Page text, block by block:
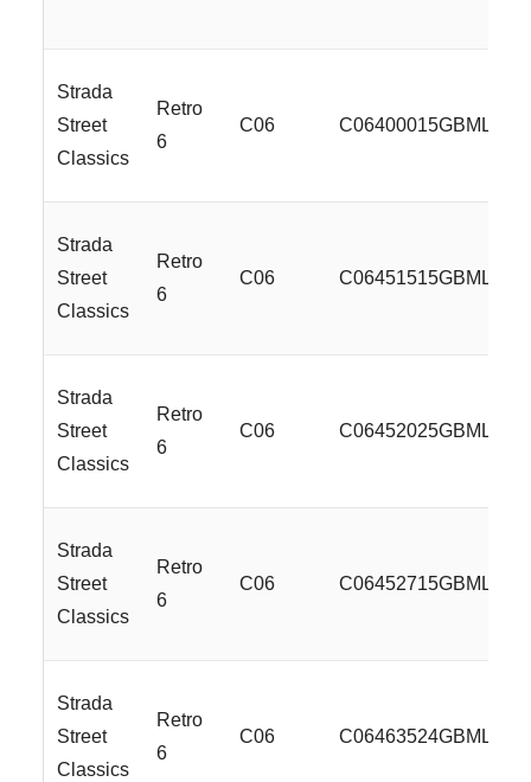
Strada
Street
Classics
Retro
6
C06 C06400015GBMLSS
Strada
Street
Classics
Retro
6
C06 C06451515GBMLSS
Strada
Street
Classics
Retro
6
C06 C06452025GBMLSS
Strada
Street
Classics
Retro
6
C06 C06452715GBMLSS
Strada
Street
Classics
Retro
6
C06 C06463524GBMLSS